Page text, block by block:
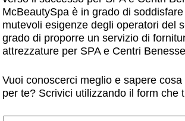
McBeautySpa è in grado di
mutevoli esigenze degli operatori del
grado di proporre un servizio di
attrezzature per SPA e Centri
Vuoi conoscerci meglio e sapere
per te? Scrivici utilizzando il form che